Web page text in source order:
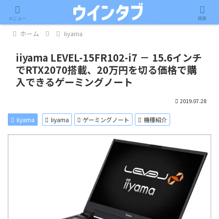
記事内に広告が含まれています。
ホーム Iiyama
iiyama LEVEL-15FR102-i7 － 15.6インチ
でRTX2070搭載、20万円を切る価格で購
入できるゲーミングノート
2019.07.28
Iiyama Iiyama ゲーミングノート 機種紹介
メニュー 検索